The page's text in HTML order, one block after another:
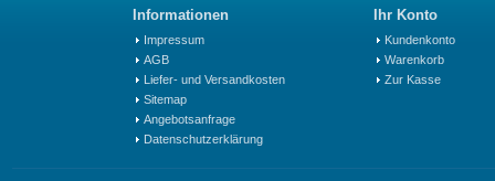
Informationen
Impressum
AGB
Liefer- und Versandkosten
Sitemap
Angebotsanfrage
Datenschutzerklärung
Ihr Konto
Kundenkonto
Warenkorb
Zur Kasse